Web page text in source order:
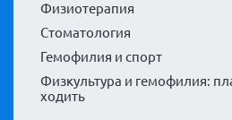
Физиотерапия
Стоматология
Гемофилия и спорт
Физкультура и гемофилия:
ходить